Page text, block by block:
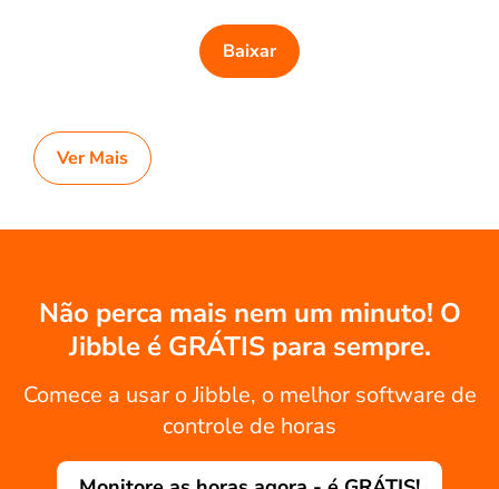
Baixar
Ver Mais
Não perca mais nem um minuto! O
Jibble é GRÁTIS para sempre.
Comece a usar o Jibble, o melhor software de
controle de horas